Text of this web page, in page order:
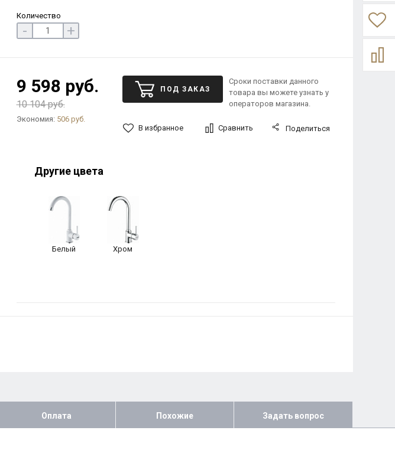
Количество
- +
9 598 руб.
10 104 руб.
Экономия: 506 руб.
ПОД ЗАКАЗ
Сроки поставки данного
товара вы можете узнать у
операторов магазина.
В избранное Сравнить Поделиться
Другие цвета
Белый Хром
Оплата Похожие Задать вопрос